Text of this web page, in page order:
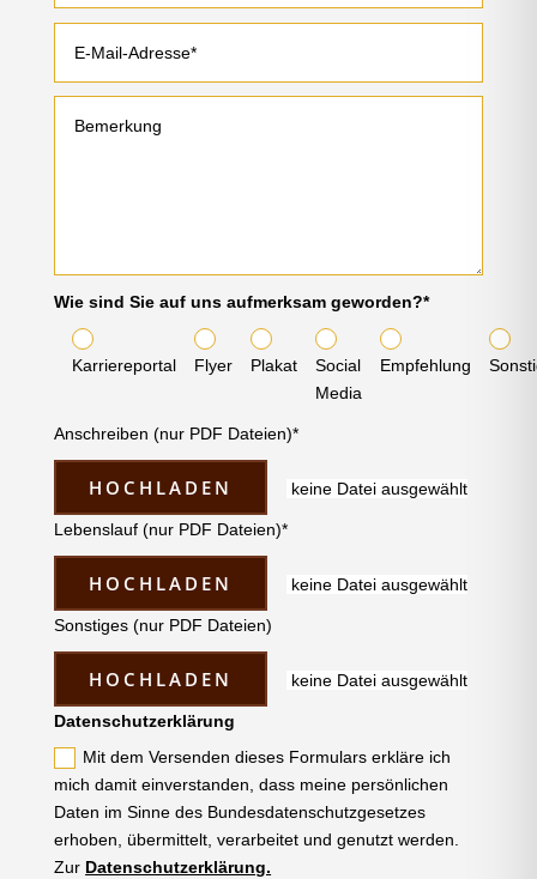
Wie sind Sie auf uns aufmerksam geworden?*
Karriereportal Flyer Plakat
Social
Media
Empfehlung
Anschreiben (nur PDF Dateien)*
HOCHLADEN keine Datei ausgewählt
Lebenslauf (nur PDF Dateien)*
HOCHLADEN keine Datei ausgewählt
Sonstiges (nur PDF Dateien)
HOCHLADEN keine Datei ausgewählt
Datenschutzerklärung
Mit dem Versenden dieses Formulars erkläre ich
mich damit einverstanden, dass meine persönlichen
Daten im Sinne des Bundesdatenschutzgesetzes
erhoben, übermittelt, verarbeitet und genutzt werden.
Zur Datenschutzerklärung.